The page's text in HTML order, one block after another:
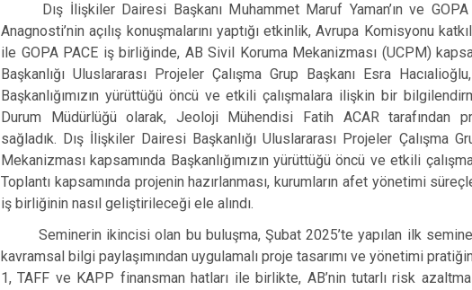
Dış İlişkiler Dairesi Başkanı Muhammet Maruf Yaman’ın ve
Anagnosti’nin açılış konuşmalarını yaptığı etkinlik, Avrupa Komisyonu
ile GOPA PACE iş birliğinde, AB Sivil Koruma Mekanizması (UCPM)
Başkanlığı Uluslararası Projeler Çalışma Grup Başkanı Esra
Başkanlığımızın yürüttüğü öncü ve etkili çalışmalara ilişkin bir
Durum Müdürlüğü olarak, Jeoloji Mühendisi Fatih ACAR tarafından
sağladık. Dış İlişkiler Dairesi Başkanlığı Uluslararası Projeler Çalışma
Mekanizması kapsamında Başkanlığımızın yürüttüğü öncü ve etkili
Toplantı kapsamında projenin hazırlanması, kurumların afet yönetimi
iş birliğinin nasıl geliştirileceği ele alındı.
Seminerin ikincisi olan bu buluşma, Şubat 2025’te yapılan ilk
kavramsal bilgi paylaşımından uygulamalı proje tasarımı ve yönetimi
1, TAFF ve KAPP finansman hatları ile birlikte, AB’nin tutarlı risk